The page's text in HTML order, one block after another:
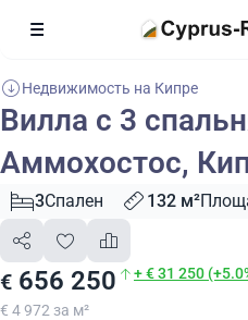
Недвижимость на Кипре
Вилла с 3
Аммохостос,
3Спален 132 м²
€ 656 250 + € 31 250
€ 4 972 за м²